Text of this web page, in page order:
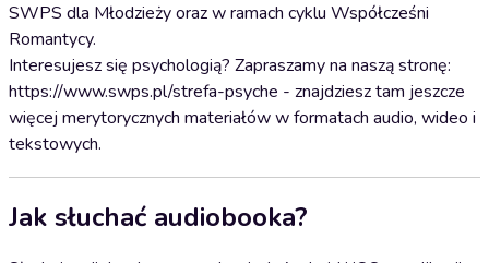
SWPS dla Młodzieży oraz w ramach cyklu Współcześni
Romantycy.
Interesujesz się psychologią? Zapraszamy na naszą stronę:
https://www.swps.pl/strefa-psyche - znajdziesz tam jeszcze
więcej merytorycznych materiałów w formatach audio, wideo i
tekstowych.
Jak słuchać audiobooka?